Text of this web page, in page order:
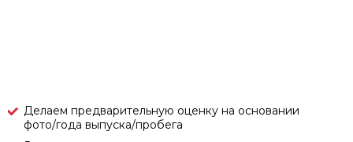
Делаем предварительную оценку на основании
фото/года выпуска/пробега